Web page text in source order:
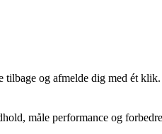
tilbage og afmelde dig med ét klik.
måle performance og